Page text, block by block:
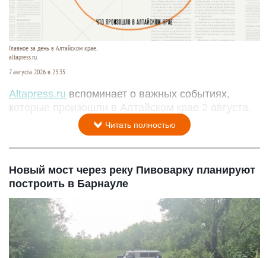
Главное за день в Алтайском крае.
altapress.ru.
7 августа 2026 в 23:35
Altapress.ru вспоминает о важных событиях,
которые произошли в Алтайском крае 2 августа.
Читать полностью
Новый мост через реку Пивоварку планируют
построить в Барнауле